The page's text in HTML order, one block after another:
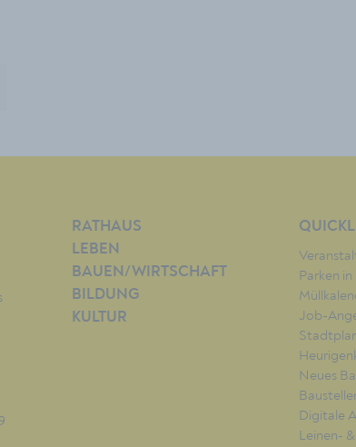
RATHAUS
LEBEN
BAUEN/WIRTSCHAFT
BILDUNG
KULTUR
Parken
Job-
Neues
Digitale
Leinen-